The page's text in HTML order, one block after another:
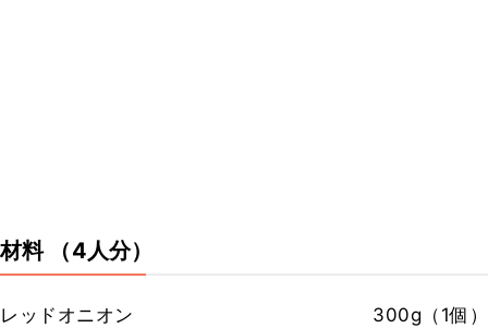
材料 （4人分）
レッドオニオン
300g（1個）